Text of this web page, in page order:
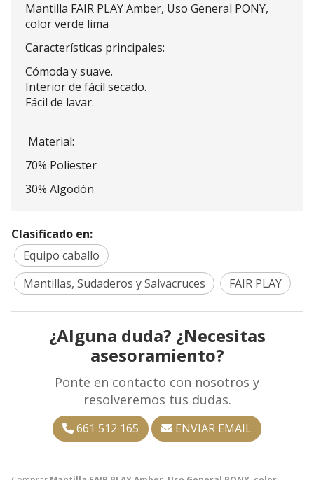
Mantilla FAIR PLAY Amber, Uso General PONY,
color verde lima
Características principales:
Cómoda y suave.
Interior de fácil secado.
Fácil de lavar.
Material:
70% Poliester
30% Algodón
Clasificado en:
Equipo caballo
Mantillas, Sudaderos y Salvacruces
FAIR PLAY
¿Alguna duda? ¿Necesitas
asesoramiento?
Ponte en contacto con nosotros y
resolveremos tus dudas.
661 512 165 ENVIAR EMAIL